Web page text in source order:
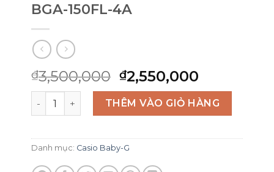
BGA-150FL-4A
₫3,500,000 Giá
gốc
là:
₫3,500,000.
₫2,550,000
hiện
tại
là:
BGA-150FL-4A số lượngTHÊM VÀO GIỎ HÀNG
Danh mục: Casio Baby-G